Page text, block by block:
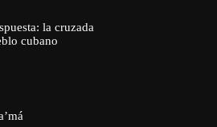
la cruzada
cubano